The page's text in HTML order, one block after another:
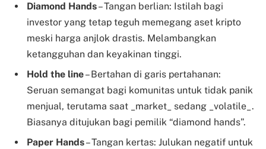
Diamond Hands– Tangan berlian: Istilah bagi
investor yang tetap teguh memegang aset kripto
meski harga anjlok drastis. Melambangkan
ketangguhan dan keyakinan tinggi.
Hold the line– Bertahan di garis pertahanan:
Seruan semangat bagi komunitas untuk tidak panik
menjual, terutama saat _market_ sedang _volatile_.
Biasanya ditujukan bagi pemilik “diamond hands”.
Paper Hands– Tangan kertas: Julukan negatif untuk